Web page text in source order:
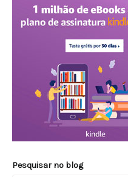
Pesquisar no blog